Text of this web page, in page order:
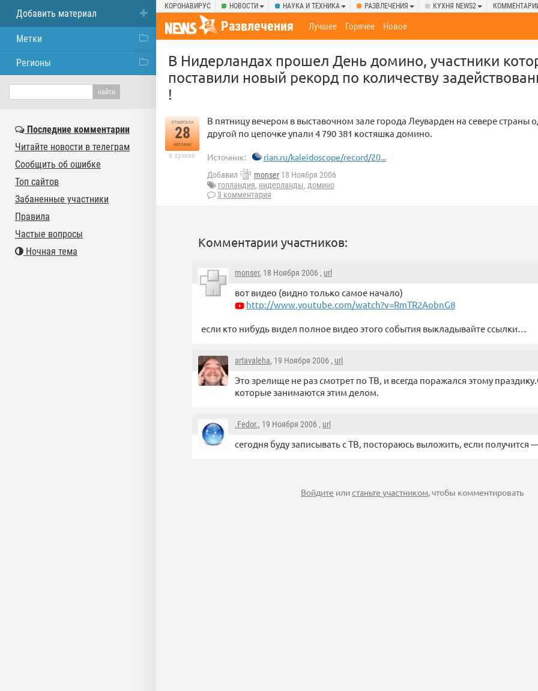
КОРОНАВИРУС НОВОСТИ НАУКА И ТЕХНИКА РАЗВЛЕЧЕНИЯ КУХНЯ NEWS2
Развлечения Лучшее Горячее Новое
В Нидерландах прошел День домино, участники
поставили новый рекорд по количеству
!
отметили
28
человек
в архиве
В пятницу вечером в выставочном зале города Леуварден на севере страны
другой по цепочке упали 4 790 381 костяшка домино.
Источник: rian.ru/kaleidoscope/record/20...
Добавил monser 18 Ноября 2006
голландия, нидерланды, домино
3 комментария
Комментарии участников:
monser, 18 Ноября 2006 , url
вот видео (видно только самое начало)
http://www.youtube.com/watch?v=RmTR2AobnG8
если кто нибудь видел полное видео этого события выкладывайте ссылки…
artavaleha, 19 Ноября 2006 , url
Это зрелище не раз смотрет по ТВ, и всегда поражался этому
которые занимаются этим делом.
.Fedor., 19 Ноября 2006 , url
сегодня буду записывать с ТВ, постораюсь выложить, если получится
Войдите илистаньте участником, чтобы комментировать
Добавить материал
Метки
Регионы
Последние комментарии
Читайте новости в телеграм
Сообщить об ошибке
Топ сайтов
Забаненные участники
Правила
Частые вопросы
Ночная тема